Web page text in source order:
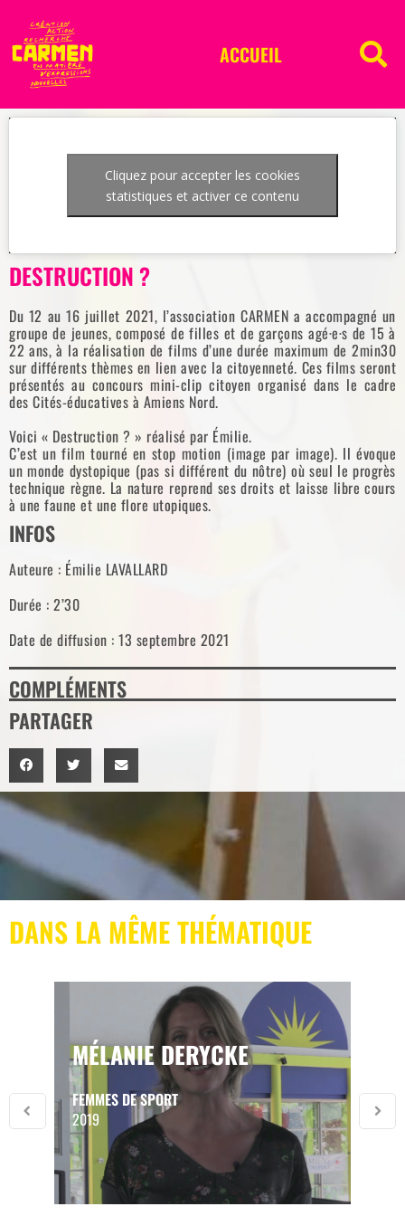
ACCUEIL
Cliquez pour accepter les cookies
statistiques et activer ce contenu
DESTRUCTION ?
Du 12 au 16 juillet 2021, l’association CARMEN a accompagné un
groupe de jeunes, composé de filles et de garçons agé·e·s de 15 à
22 ans, à la réalisation de films d’une durée maximum de 2min30
sur différents thèmes en lien avec la citoyenneté. Ces films seront
présentés au concours mini-clip citoyen organisé dans le cadre
des Cités-éducatives à Amiens Nord.
Voici « Destruction ? » réalisé par Émilie.
C’est un film tourné en stop motion (image par image). Il évoque
un monde dystopique (pas si différent du nôtre) où seul le progrès
technique règne. La nature reprend ses droits et laisse libre cours
à une faune et une flore utopiques.
INFOS
Auteure : Émilie LAVALLARD
Durée : 2’30
Date de diffusion : 13 septembre 2021
COMPLÉMENTS
PARTAGER
DANS LA MÊME THÉMATIQUE
MÉLANIE DERYCKE
FEMMES DE SPORT
2019